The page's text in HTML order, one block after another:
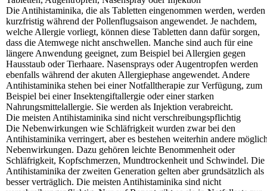
Die Antihistaminika, die als Tabletten eingenommen werden, werden
kurzfristig während der Pollenflugsaison angewendet. Je nachdem,
welche Allergie vorliegt, können diese Tabletten dann dafür sorgen,
dass die Atemwege nicht anschwellen. Manche sind auch für eine
längere Anwendung geeignet, zum Beispiel bei Allergien gegen
Hausstaub oder Tierhaare. Nasensprays oder Augentropfen werden
ebenfalls während der akuten Allergiephase angewendet. Andere
Antihistaminika stehen bei einer Notfalltherapie zur Verfügung, zum
Beispiel bei einer Insektengiftallergie oder einer starken
Nahrungsmittelallergie. Sie werden als Injektion verabreicht.
Die meisten Antihistaminika sind nicht verschreibungspflichtig
Die Nebenwirkungen wie Schläfrigkeit wurden zwar bei den
Antihistaminika verringert, aber es bestehen weiterhin andere
Nebenwirkungen. Dazu gehören leichte Benommenheit oder
Schläfrigkeit, Kopfschmerzen, Mundtrockenheit und Schwindel. Die
Antihistaminika der zweiten Generation gelten aber grundsätzlich als
besser verträglich. Die meisten Antihistaminika sind nicht